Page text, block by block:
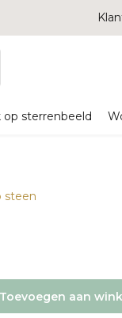
op sterrenbeeld
steen
Toevoegen aan